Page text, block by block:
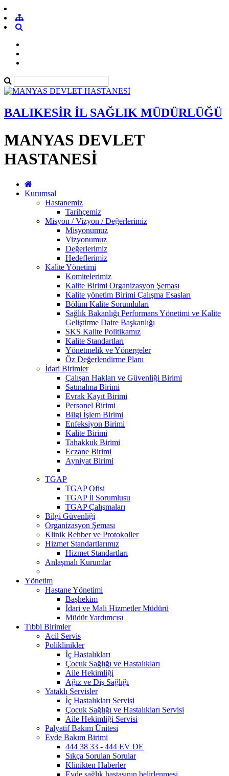
BALIKESİR İL SAĞLIK MÜDÜRLÜĞÜ
MANYAS DEVLET
HASTANESİ
Kurumsal
Hastanemiz
Tarihçemiz
Misyon / Vizyon / Değerlerimiz
Misyonumuz
Vizyonumuz
Değerlerimiz
Hedeflerimiz
Kalite Yönetimi
Komitelerimiz
Kalite Birimi Organizasyon Şeması
Kalite yönetim Birimi Çalışma Esasları
Bölüm Kalite Sorumluları
Sağlık Bakanlığı Performans Yönetimi ve Kalite
Geliştirme Daire Başkanlığı
SKS Kalite Politikamız
Kalite Standartları
Yönetmelik ve Yönergeler
Öz Değerlendirme Planı
İdari Birimler
Çalışan Hakları ve Güvenliği Birimi
Satınalma Birimi
Evrak Kayıt Birimi
Personel Birimi
Bilgi İşlem Birimi
Enfeksiyon Birimi
Kalite Birimi
Tahakkuk Birimi
Eczane Birimi
Ayniyat Birimi
TGAP
TGAP Ofisi
TGAP İl Sorumlusu
TGAP Çalışmaları
Bilgi Güvenliği
Organizasyon Şeması
Klinik Rehber ve Protokoller
Hizmet Standartlarımız
Hizmet Standartları
Anlaşmalı Kurumlar
Yönetim
Hastane Yönetimi
Başhekim
İdari ve Mali Hizmetler Müdürü
Müdür Yardımcısı
Tıbbi Birimler
Acil Servis
Poliklinikler
İç Hastalıkları
Çocuk Sağlığı ve Hastalıkları
Aile Hekimliği
Ağız ve Diş Sağlığı
Yataklı Servisler
İç Hastalıkları Servisi
Çocuk Sağlığı ve Hastalıkları Servisi
Aile Hekimliği Servisi
Palyatif Bakım Ünitesi
Evde Bakım Birimi
444 38 33 - 444 EV DE
Sıkça Sorulan Sorular
Klinikten Haberler
Evde sağlık hastasının belirlenmesi